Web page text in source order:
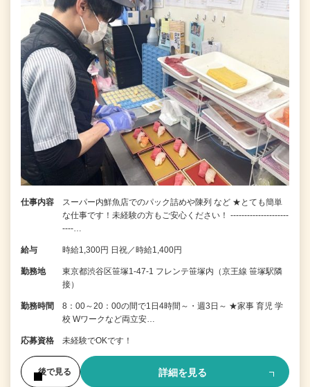
仕事内容
スーパー内鮮魚店でのパック詰めや陳列 など ★とても簡単
な仕事です！未経験の方もご安心ください！ ---------------------
----…
給与 時給1,300円 日祝／時給1,400円
勤務地
東京都渋谷区笹塚1-47-1 フレンテ笹塚内（京王線 笹塚駅隣
接）
勤務時間
8：00～20：00の間で1日4時間～・週3日～ ★家事 育児 学
校 Wワークなど両立安…
応募資格 未経験でOKです！
後で見る 詳細を見る